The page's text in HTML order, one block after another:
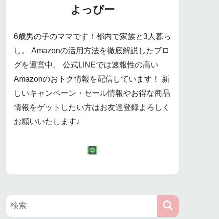
よっぴー
6歳男の子のママです！都内で家族と3人暮ら
し。 Amazonの活用方法を徹底解説したブロ
グを運営中。 公式LINEでは速報性の高い
Amazonのおトク情報を配信しています！ 新
しいキャンペーン・セール情報やお得な商品
情報をゲットしたい方はお友達登録よろしく
お願いいたします♩